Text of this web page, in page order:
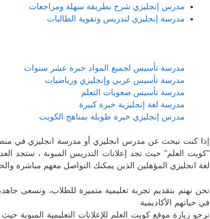
مدرس إنجليزي شرح بطريقة سهلة ومراجعات
مدرسة إنجليزي لتدريس وتقوية الطالبات
مدرسة تأسيس لجميع المواد خبرة عشر سنوات
مدرسة تأسيس عربي وإنجليزي ورياضيات
مدرسة تأسيس صعوبات التعلم
مدرسة لغة إنجليزية خبرة كبيرة
مدرس إنجليزي خبرة طويلة بمناهج الكويت
إذا كنت تبحث عن مدرس انجليزي أو مدرسة انجليزي في
“كويت العلم” حيث تجد إعلانات التدريس المبوبة ، ستجد
لغة انجليزي المؤهلين الذين يمكنك التواصل معهم مباشرة
نحن نهتم بتقديم تجربة تعليمية متميزة للطلاب، ونسعى
في حياتهم الأكاديمية
نرجو زيارة موقع كويت العلم للإعلانات التعليمية المبوبة